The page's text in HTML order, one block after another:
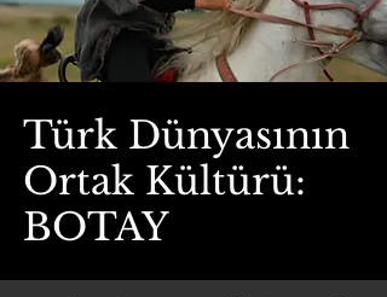
Türk Dünyasının
Ortak Kültürü:
BOTAY